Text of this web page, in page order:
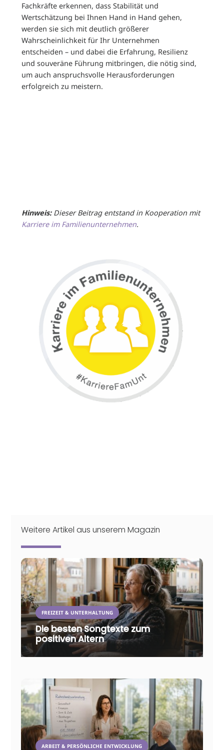
Fachkräfte erkennen, dass Stabilität und
Wertschätzung bei Ihnen Hand in Hand gehen,
werden sie sich mit deutlich größerer
Wahrscheinlichkeit für Ihr Unternehmen
entscheiden – und dabei die Erfahrung, Resilienz
und souveräne Führung mitbringen, die nötig sind,
um auch anspruchsvolle Herausforderungen
erfolgreich zu meistern.
Hinweis:Dieser Beitrag entstand in Kooperation mit
Karriere im Familienunternehmen.
Weitere Artikel aus unserem Magazin
FREIZEIT & UNTERHALTUNG
Die besten Songtexte zum
positiven Altern
ARBEIT & PERSÖNLICHE ENTWICKLUNG